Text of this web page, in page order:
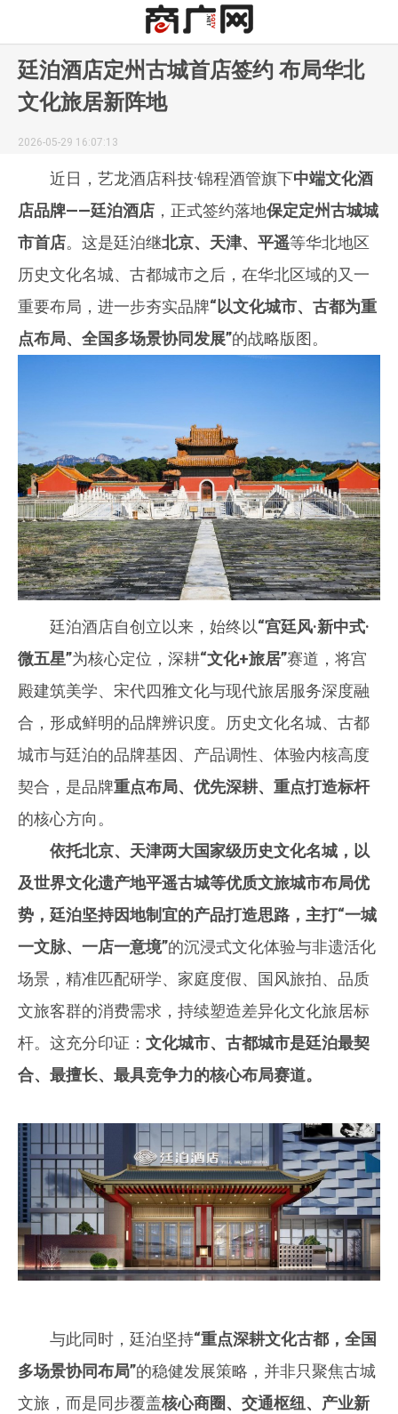
廷泊酒店定州古城首店签约 布局华北
文化旅居新阵地
2026-05-29 16:07:13
近日，艺龙酒店科技·锦程酒管旗下中端文化酒
店品牌——廷泊酒店 ，正式签约落地保定定州古城城
市首店。这是廷泊继北京、天津、平遥等华北地区
历史文化名城、古都城市之后，在华北区域的又一
重要布局，进一步夯实品牌“以文化城市、古都为重
点布局、全国多场景协同发展”的战略版图。
廷泊酒店自创立以来，始终以“宫廷风·新中式·
微五星”为核心定位，深耕“文化+旅居”赛道，将宫
殿建筑美学、宋代四雅文化与现代旅居服务深度融
合，形成鲜明的品牌辨识度。历史文化名城、古都
城市与廷泊的品牌基因、产品调性、体验内核高度
契合，是品牌重点布局、优先深耕、重点打造标杆
的核心方向。
依托北京、天津两大国家级历史文化名城，以
及世界文化遗产地平遥古城等优质文旅城市布局优
势，廷泊坚持因地制宜的产品打造思路，主打“一城
一文脉、一店一意境”的沉浸式文化体验与非遗活化
场景，精准匹配研学、家庭度假、国风旅拍、品质
文旅客群的消费需求，持续塑造差异化文化旅居标
杆。这充分印证： 文化城市、古都城市是廷泊最契
合、最擅长、最具竞争力的核心布局赛道。
与此同时，廷泊坚持“重点深耕文化古都，全国
多场景协同布局”的稳健发展策略，并非只聚焦古城
文旅，而是同步覆盖核心商圈、交通枢纽、产业新